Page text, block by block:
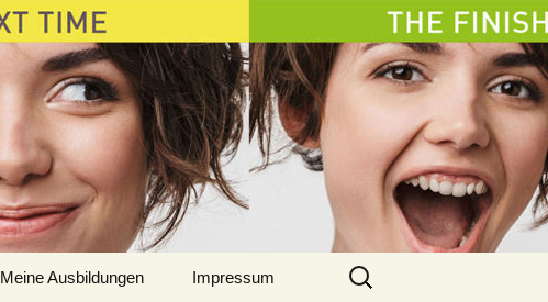
Meine Ausbildungen Impressum
Suchen
nach: